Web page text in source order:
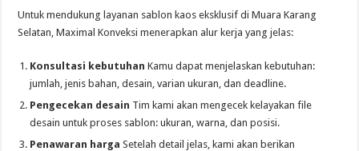
Untuk mendukung layanan sablon kaos eksklusif di Muara Karang
Selatan, Maximal Konveksi menerapkan alur kerja yang jelas:
Konsultasi kebutuhan Kamu dapat menjelaskan kebutuhan:
jumlah, jenis bahan, desain, varian ukuran, dan deadline.
Pengecekan desain Tim kami akan mengecek kelayakan file
desain untuk proses sablon: ukuran, warna, dan posisi.
Penawaran harga Setelah detail jelas, kami akan berikan